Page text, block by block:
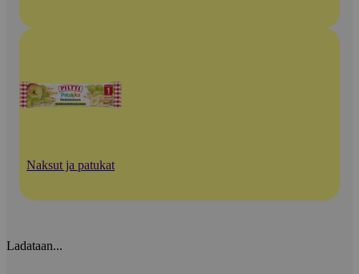
Naksut ja patukat
Ladataan...